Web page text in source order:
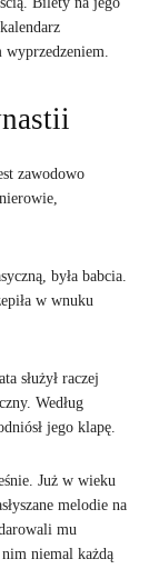
wyprzedzeniem.
zawodowo
była babcia.
w wnuku
służył raczej
Według
jego klapę.
Już w wieku
melodie na
mu
niemal każdą